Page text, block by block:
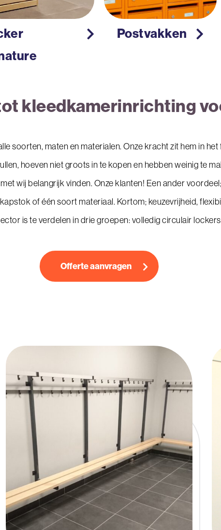
Postvakken
kleedkamerinrichting
soorten, maten en materialen. Onze kracht zit hem in
hoeven niet groots in te kopen en hebben weinig te
wij belangrijk vinden. Onze klanten! Een ander
of één soort materiaal. Kortom; keuzevrijheid,
is te verdelen in drie groepen: volledig circulair
Offerte aanvragen